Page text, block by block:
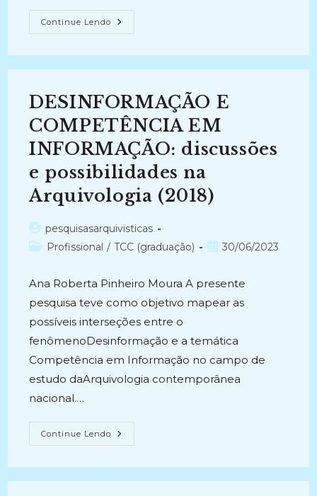
Continue Lendo COMPETÊNCIA
EM
DIGITAL:
Da
Educação
Básica
Na
Sociedade
Em
Rede
(2014)
DESINFORMAÇÃO E
COMPETÊNCIA EM
INFORMAÇÃO: discussões
e possibilidades na
Arquivologia (2018)
Autor
do
pesquisasarquivisticas
Categoria
Profissional / TCC (graduação)
Post30/06/2023
Ana Roberta Pinheiro Moura A presente
pesquisa teve como objetivo mapear as
possíveis interseções entre o
fenômenoDesinformação e a temática
Competência em Informação no campo de
estudo daArquivologia contemporânea
nacional.…
Continue Lendo DESINFORMAÇÃO
E
Discussões